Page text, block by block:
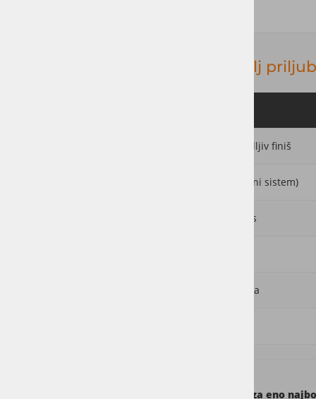
Osmo Polyx Hartwachs – najbolj
Naraven, prilagodljiv finiš
Olje + vosek (dvojni sistem)
Topel, naraven les
Lokalna ali celovita
Polyx-Oil je najbolj znan Osmo izdelek in velja za eno